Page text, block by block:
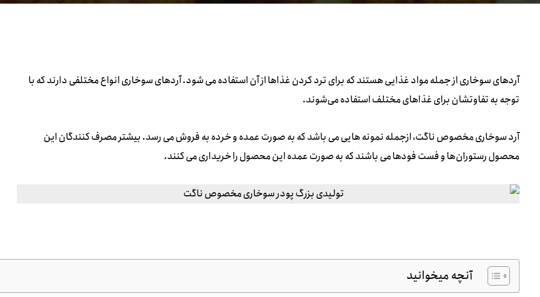
آردهای سوخاری از جمله مواد غذایی هستند که برای ترد کردن غذاها از آن استفاده می شود. آردهای سوخاری انواع مختلفی دارند که با
توجه به تفاوتشان برای غذاهای مختلف استفاده می‌شوند.
آرد سوخاری مخصوص ناگت، ازجمله نمونه هایی می باشد که به صورت عمده و خرده به فروش می رسد. بیشتر مصرف کنندگان این
محصول رستوران‌ها و فست فودها می باشند که به صورت عمده این محصول را خریداری می کنند.
آنچه میخوانید